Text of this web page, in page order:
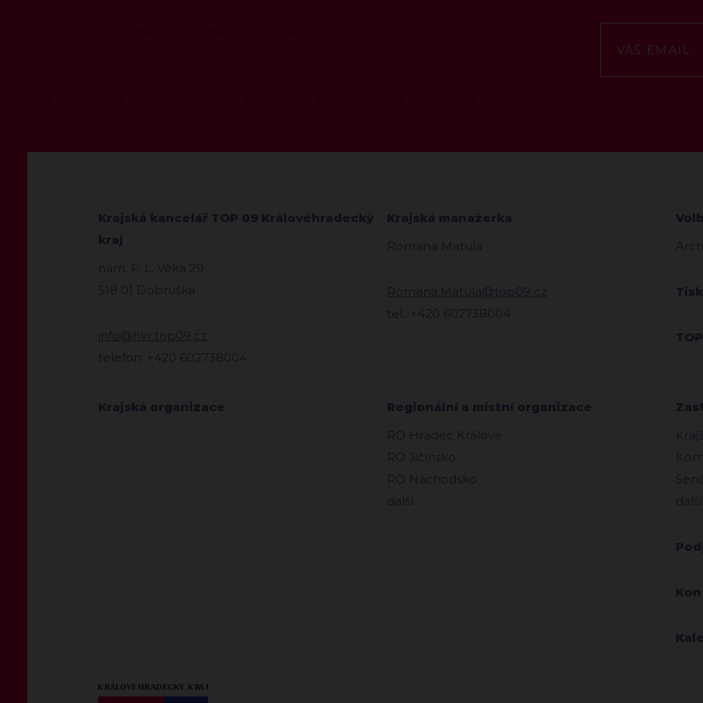
Krajská kancelář TOP 09 Královéhradecký
kraj
nám. F. L. Věka 29
518 01 Dobruška
info@hkr.top09.cz
telefon: +420 602738004
Krajská manažerka
Romana Matula
Romana.Matula@top09.cz
tel.: +420 602738004
Krajská organizace
Regionální a místní organizace
RO Hradec Králové
RO Jičínsko
RO Náchodsko
další
další